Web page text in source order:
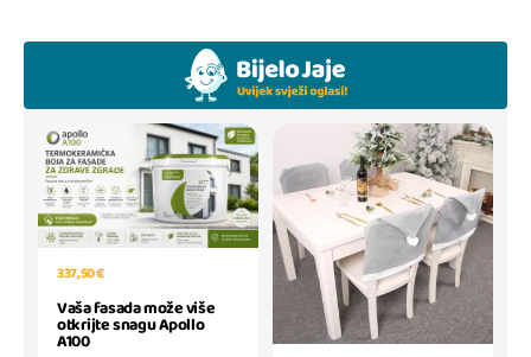
337,50 €
Vaša fasada može više
otkrijte snagu Apollo
A100